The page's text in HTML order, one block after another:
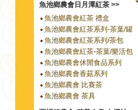
魚池鄉農會日月潭紅茶 >>
魚池鄉農會紅茶 禮盒
魚池鄉農會紅茶系列-茶葉/罐
魚池鄉農會紅茶系列/茶包
魚池鄉農會紅茶-茶葉/樂活包
魚池鄉農會休閒食品系列
魚池鄉農會香菇系列
魚池鄉農會 比賽茶
魚池鄉農會 茶具